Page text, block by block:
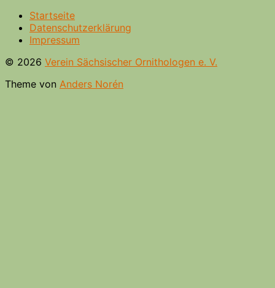
Startseite
Datenschutzerklärung
Impressum
© 2026 Verein Sächsischer Ornithologen e. V.
Theme von Anders Norén